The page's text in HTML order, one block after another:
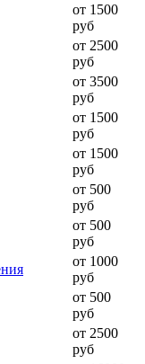
от 1500
руб
от 2500
руб
от 3500
руб
от 1500
руб
от 1500
руб
от 500
руб
от 500
руб
от 1000
руб
от 500
руб
от 2500
руб